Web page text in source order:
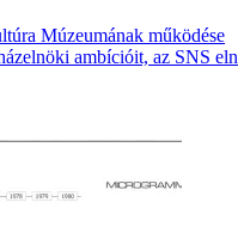
Múzeumának működése
ambícióit, az SNS